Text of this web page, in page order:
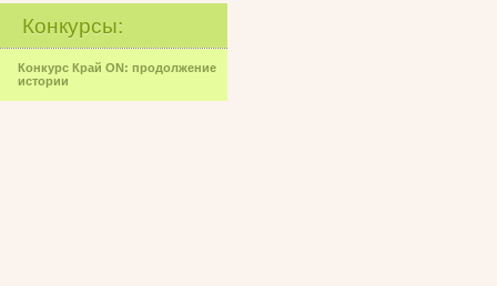
Конкурсы:
Конкурс Край ON: продолжение
истории